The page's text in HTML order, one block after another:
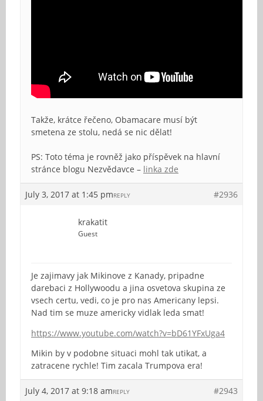
Takže, krátce řečeno, Obamacare musí být
smetena ze stolu, nedá se nic dělat!
PS: Toto téma je rovněž jako příspěvek na hlavní
stránce blogu Nezvědavce – linka zde
July 3, 2017 at 1:45 pm #2936
REPLY
krakatit
Guest
Je zajimavy jak Mikinove z Kanady, pripadne
darebaci z Hollywoodu a jina osvetova skupina ze
vsech certu, vedi, co je pro nas Americany lepsi.
Nad tim se muze americky vidlak leda smat!
https://www.youtube.com/watch?v=bD61YFxUga4
Mikin by v podobne situaci mohl tak utikat, a
zatracene rychle! Tim zacala Trumpova era!
July 4, 2017 at 9:18 am #2943
REPLY